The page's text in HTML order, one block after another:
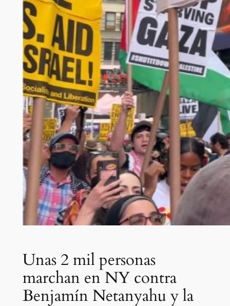
Unas 2 mil personas
marchan en NY contra
Benjamín Netanyahu y la